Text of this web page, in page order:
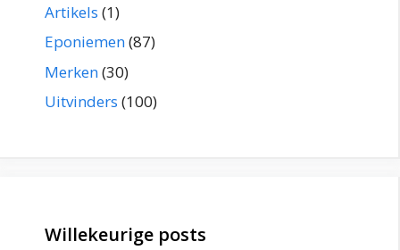
Artikels (1)
Eponiemen(87)
Merken(30)
Uitvinders (100)
Willekeurige posts